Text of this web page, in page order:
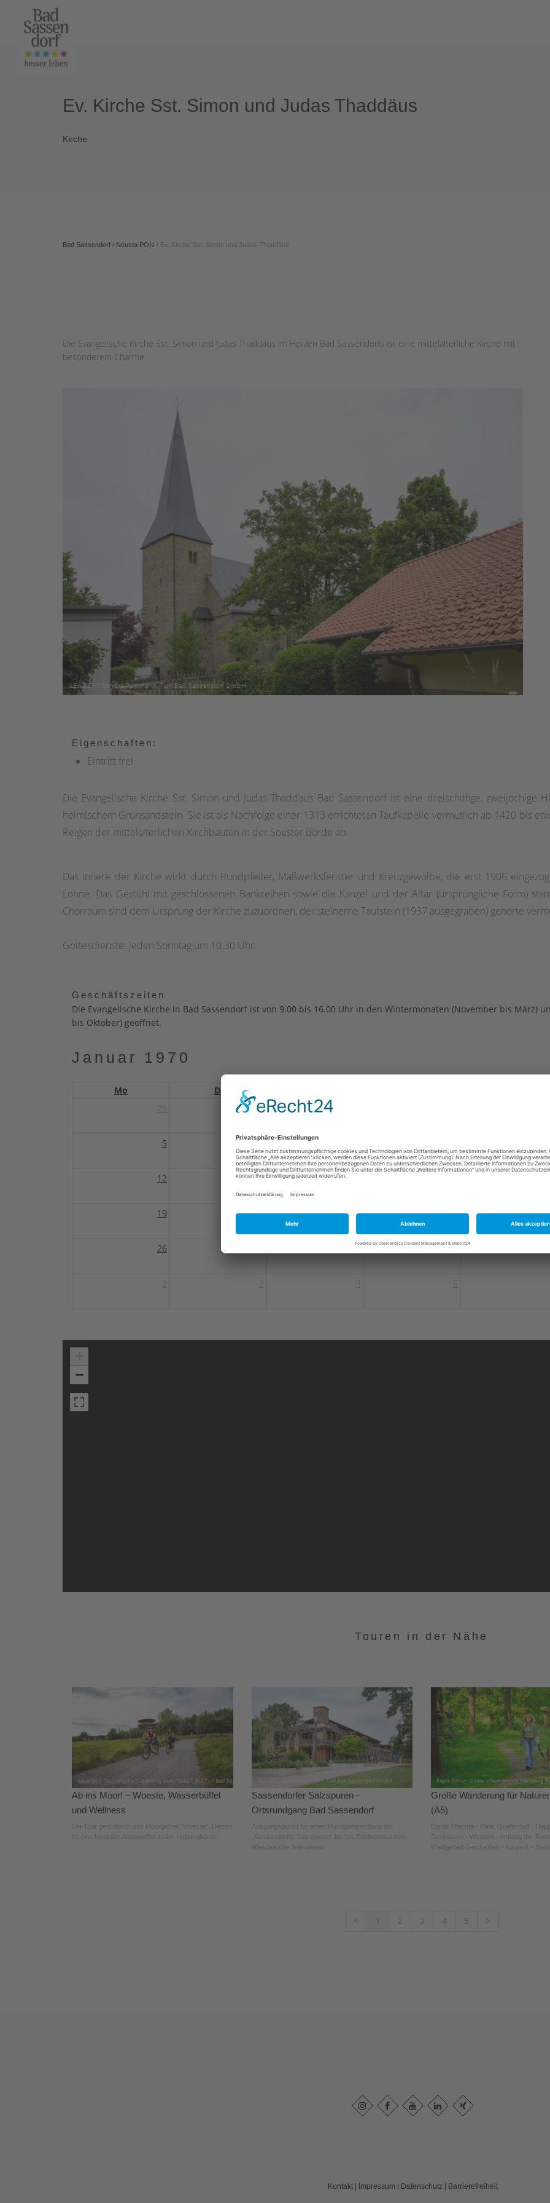
Ev. Kirche Sst. Simon und Judas Thaddäus
Kirche
Bad Sassendorf / Neusta POIs / Ev. Kirche Sst. Simon und Judas Thaddäus
Die Evangelische Kirche Sst. Simon und Judas Thaddäus im Herzen Bad Sassendorfs ist eine mittelalterliche Kirche mit
besonderem Charme.
Eigenschaften:
Eintritt frei
Die Evangelische Kirche Sst. Simon und Judas Thaddäus Bad Sassendorf ist eine dreischiffige, zweijochige
heimischem Grünsandstein. Sie ist als Nachfolge einer 1313 errichteten Taufkapelle vermutlich ab 1420 bis
Reigen der mittelalterlichen Kirchbauten in der Soester Börde ab.
Das Innere der Kirche wirkt durch Rundpfeiler, Maßwerksfenster und Kreuzgewölbe, die erst 1905
Lohne. Das Gestühl mit geschlossenen Bankreihen sowie die Kanzel und der Altar (ursprüngliche Form)
Chorraum sind dem Ursprung der Kirche zuzuordnen, der steinerne Taufstein (1937 ausgegraben) gehörte
Gottesdienste: jeden Sonntag um 10.30 Uhr.
Geschäftszeiten
Die Evangelische Kirche in Bad Sassendorf ist von 9.00 bis 16.00 Uhr in den Wintermonaten (November bis März)
bis Oktober) geöffnet.
Januar 1970
Mo Di
30
5 6
12 13
19 20 21 22
26 28 29
−
Touren in der Nähe
Ab ins Moor! – Woeste, Wasserbüffel
und Wellness
Die Tour geht durch das Moorgebiet "Woeste". Dieses
ist eine Insel der Artenvielfalt in der Hellwegbörde.
Sassendorfer Salzspuren -
Ortsrundgang Bad Sassendorf
Ausgangspunkt für einen Rundgang entlang der
„Sassendorfer Salzspuren“ ist das Erlebnismuseum
Westfälische Salzwelten.
Große Wanderung für
(A5)
Börde Therme - Klinik Quellenhof -
Sieningsen - Weslarn - entlang der
Waldgebiet Gemkerhof - Kurpark -
1 2 3 4 5
Kontakt| Impressum Datenschutz| Barrierefreiheit